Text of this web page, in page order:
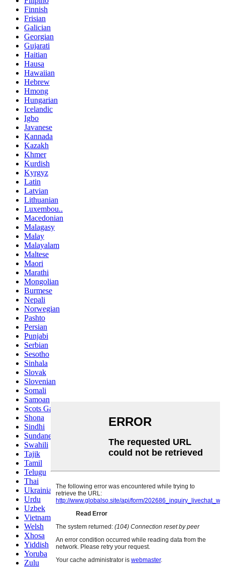
Finnish
Frisian
Galician
Georgian
Gujarati
Haitian
Hausa
Hawaiian
Hebrew
Hmong
Hungarian
Icelandic
Igbo
Javanese
Kannada
Kazakh
Khmer
Kurdish
Kyrgyz
Latin
Latvian
Lithuanian
Luxembou..
Macedonian
Malagasy
Malay
Malayalam
Maltese
Maori
Marathi
Mongolian
Burmese
Nepali
Norwegian
Pashto
Persian
Punjabi
Serbian
Sesotho
Sinhala
Slovak
Slovenian
Somali
Samoan
Scots Gaelic
Shona
Sindhi
Sundanese
Swahili
Tajik
Tamil
Telugu
Thai
Ukrainian
Urdu
Uzbek
Vietnamese
Welsh
Xhosa
Yiddish
Yoruba
Zulu